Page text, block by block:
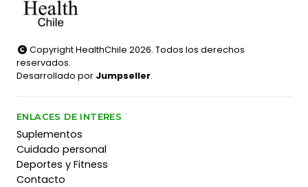
Copyright HealthChile 2026. Todos los derechos
reservados.
Desarrollado por Jumpseller.
ENLACES DE INTERES
Suplementos
Cuidado personal
Deportes y Fitness
Contacto